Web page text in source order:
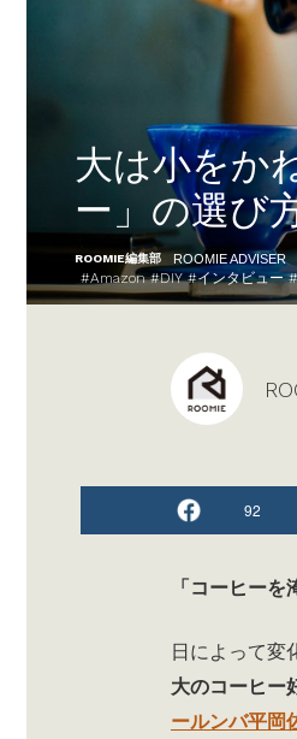
大は小をか
ー」の選び
ROOMIE編集部 ROOMIE ADVISER
#Amazon#DIY#インタビュー#
92
「コーヒー
日によって変
大のコーヒー
ールンバ平岡